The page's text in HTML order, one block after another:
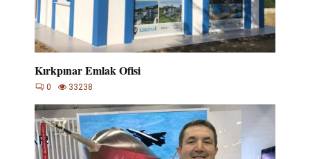
Kırkpınar Emlak Ofisi
0 33238